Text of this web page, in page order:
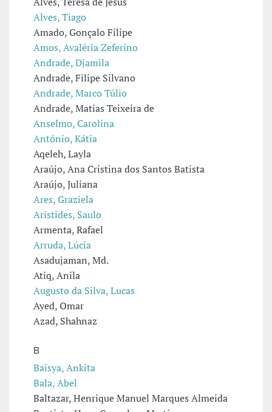
Alves, Tiago
Amado, Gonçalo Filipe
Amos, Avaléria Zeferino
Andrade, Djamila
Andrade, Filipe Silvano
Andrade, Marco Túlio
Andrade, Matias Teixeira de
Anselmo, Carolina
António, Kátia
Aqeleh, Layla
Araújo, Ana Cristina dos Santos Batista
Araújo, Juliana
Ares, Graziela
Aristides, Saulo
Armenta, Rafael
Arruda, Lúcia
Asadujaman, Md.
Atiq, Anila
Augusto da Silva, Lucas
Ayed, Omar
Azad, Shahnaz
B
Baisya, Ankita
Bala, Abel
Baltazar, Henrique Manuel Marques Almeida